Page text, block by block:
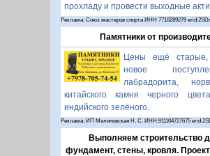
прохладу и провести выходные
Реклама: Союз мастеров спорта ИНН 7718289279
Памятники от
Цены ещё
новое
лабрадорита,
китайского камня черного
индийского зелёного.
Реклама: ИП Миляновская Н. С. ИНН:911104727675
Выполняем строительство
фундамент, стены, кровля.